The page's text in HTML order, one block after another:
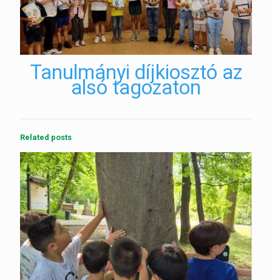
Tanulmányi díjkiosztó az
alsó tagozaton
Related posts